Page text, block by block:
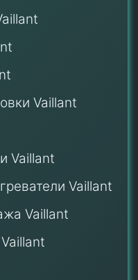
Vaillant
Vaillant
Vaillant
Vaillant